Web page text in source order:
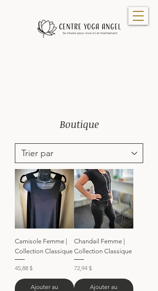
Boutique
Camisole Femme |
Collection Classique
Prix
45,88 $
Ajouter au
Chandail Femme |
Collection Classique
Prix
72,94 $
Ajouter au